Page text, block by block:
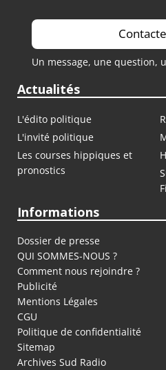
Un message, une question,
Actualités
L'édito politique
L'invité politique
Les courses hippiques et
pronostics
Informations
Dossier de presse
QUI SOMMES-NOUS ?
Comment nous rejoindre ?
Publicité
Mentions Légales
CGU
Politique de confidentialité
Sitemap
Archives Sud Radio